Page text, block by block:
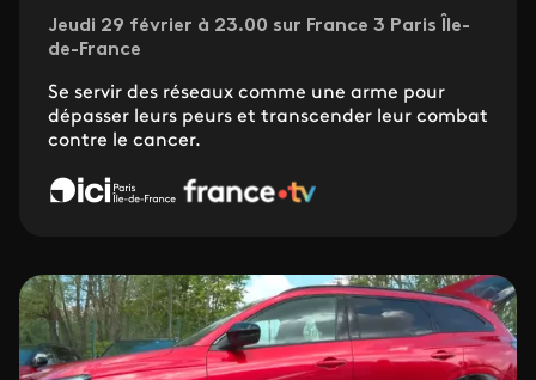
Jeudi 29 février à 23.00 sur France 3 Paris Île-
de-France
Se servir des réseaux comme une arme pour
dépasser leurs peurs et transcender leur combat
contre le cancer.